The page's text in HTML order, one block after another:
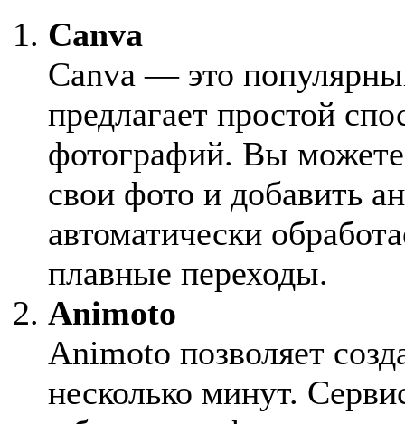
Canva
Canva — это
предлагает простой
фотографий. Вы можете
свои фото и добавить
автоматически
плавные переходы.
Animoto
Animoto позволяет
несколько минут.